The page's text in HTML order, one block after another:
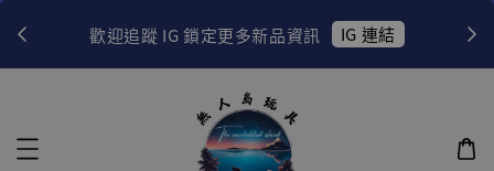
歡迎追蹤 IG 鎖定更多新品資訊 IG 連結